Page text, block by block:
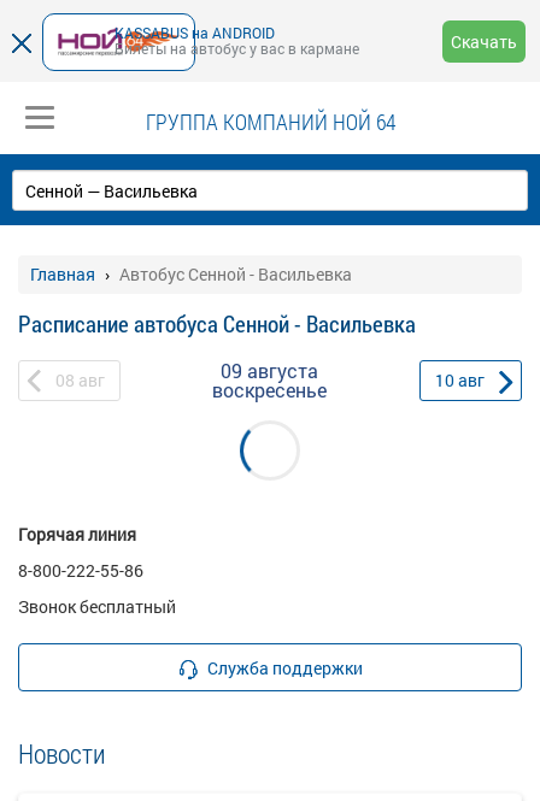
KASSABUS на ANDROID
Билеты на автобус у вас в кармане
Скачать
ГРУППА КОМПАНИЙ НОЙ 64
Главная Автобус Сенной - Васильевка
Расписание автобуса Сенной - Васильевка
08 авг 09 августа
воскресенье 10авг
Горячая линия
8-800-222-55-86
Звонок бесплатный
Служба поддержки
Новости